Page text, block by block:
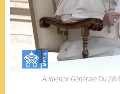
Audience Générale Du